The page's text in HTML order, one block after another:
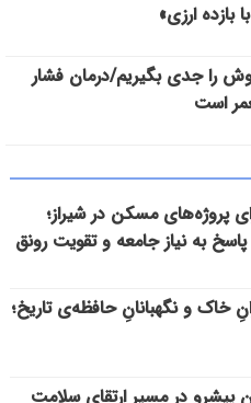
ارزی»
را جدی بگیریم/درمان فشار
است
پروژه‌های مسکن در شیراز؛
به نیاز جامعه و تقویت رونق
خاک و نگهبانانِ حافظه‌ی تاریخ؛
پیشرو در مسیر ارتقای سلامت